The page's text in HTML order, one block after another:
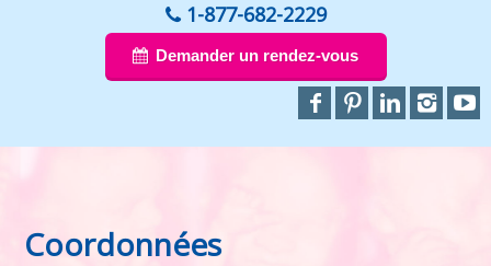
1-877-682-2229
Demander un rendez-vous
Coordonnées